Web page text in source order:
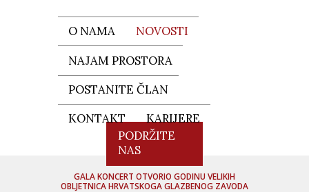
O NAMA
NOVOSTI
NAJAM PROSTORA
POSTANITE ČLAN
KONTAKT
KARIJERE
PODRŽITE
NAS
GALA KONCERT OTVORIO GODINU VELIKIH
OBLJETNICA HRVATSKOGA GLAZBENOG ZAVODA